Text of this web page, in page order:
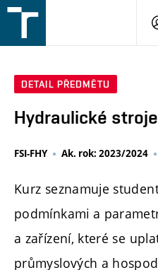
v
DETAIL PŘEDMĚTU
Hydraulické stroje
FSI-FHY Ak. rok: 2023/2024
Kurz seznamuje
podmínkami a
a zařízení, které se
průmyslových a